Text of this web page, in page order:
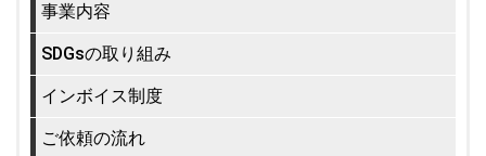
事業内容
SDGsの取り組み
インボイス制度
ご依頼の流れ